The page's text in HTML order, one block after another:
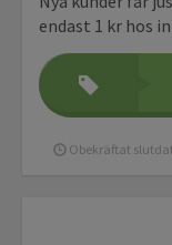
endast 1 kr hos
Obekräftat